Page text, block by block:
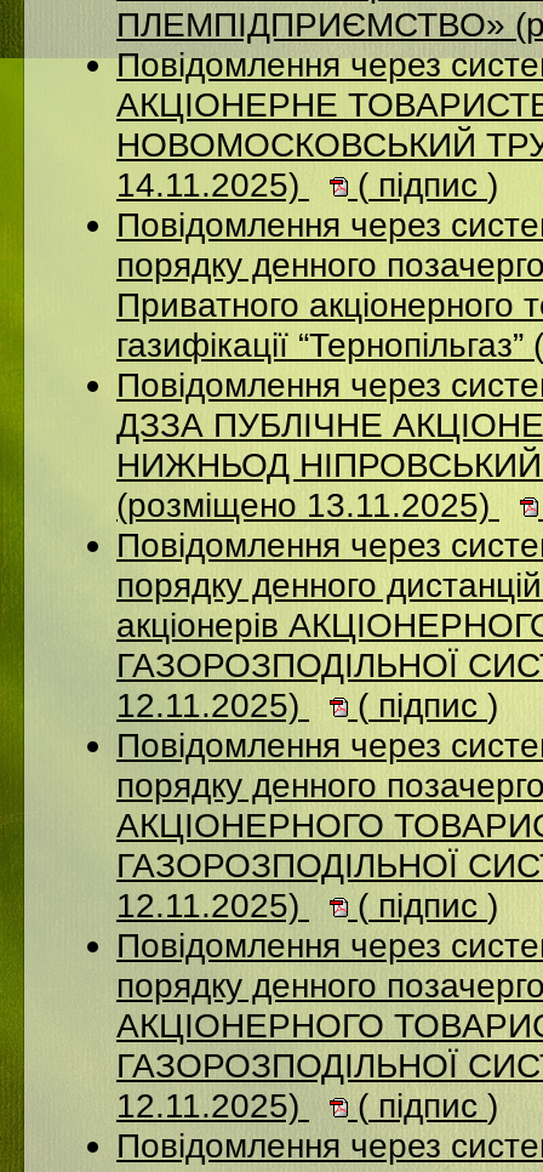
ПЛЕМПІДПРИЄМСТВО»
Повідомлення через
АКЦIОНЕРНЕ
НОВОМОСКОВСЬКИЙ
14.11.2025)
( підпис )
Повідомлення через
порядку денного
Приватного акціонерного
газифікації
Повідомлення через
ДЗЗА ПУБЛІЧНЕ
НИЖНЬОД
(розміщено 13.11.2025)
Повідомлення через
порядку денного
акціонерів
ГАЗОРОЗПОДІЛЬНОЇ
12.11.2025)
( підпис )
Повідомлення через
порядку денного
АКЦІОНЕРНОГО
ГАЗОРОЗПОДІЛЬНОЇ
12.11.2025)
( підпис )
Повідомлення через
порядку денного
АКЦІОНЕРНОГО
ГАЗОРОЗПОДІЛЬНОЇ
12.11.2025)
( підпис )
Повідомлення через